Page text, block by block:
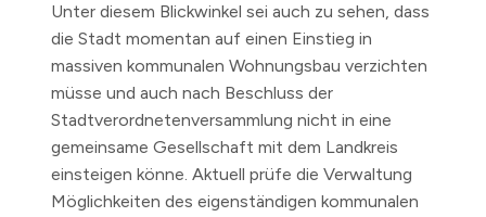
Unter diesem Blickwinkel sei auch zu sehen, dass
die Stadt momentan auf einen Einstieg in
massiven kommunalen Wohnungsbau verzichten
müsse und auch nach Beschluss der
Stadtverordnetenversammlung nicht in eine
gemeinsame Gesellschaft mit dem Landkreis
einsteigen könne. Aktuell prüfe die Verwaltung
Möglichkeiten des eigenständigen kommunalen